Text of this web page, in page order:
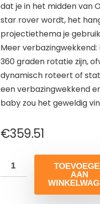
dat je in het midden van
star rover wordt, het
projectiethema je
Meer
360 graden rotatie zijn,
dynamisch roteert of
een verbazingwekkend
baby zou het geweldig
€359.51
AAN